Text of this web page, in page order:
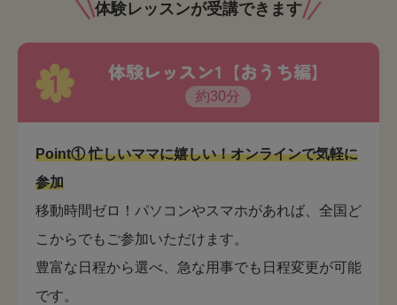
体験レッスンが受講できます
1 体験レッスン1【おうち編】
約30分
Point① 忙しいママに嬉しい！オンラインで気軽に
参加
移動時間ゼロ！パソコンやスマホがあれば、全国ど
こからでもご参加いただけます。
豊富な日程から選べ、急な用事でも日程変更が可能
です。